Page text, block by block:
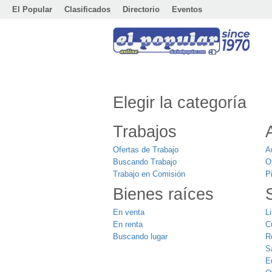
El Popular Clasificados Directorio Eventos
Elegir la categoría
Trabajos
Ofertas de Trabajo
Buscando Trabajo
Trabajo en Comisión
Bienes raíces
En venta
En renta
Buscando lugar